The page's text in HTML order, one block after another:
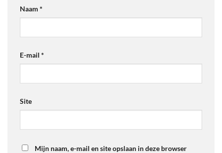
Naam *
E-mail *
Site
Mijn naam, e-mail en site opslaan in deze browser